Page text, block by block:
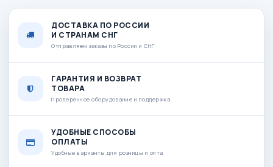
ДОСТАВКА ПО РОССИИ
И СТРАНАМ СНГ
Отправляем заказы по России и СНГ
ГАРАНТИЯ И ВОЗВРАТ
ТОВАРА
Проверенное оборудование и поддержка
УДОБНЫЕ СПОСОБЫ
ОПЛАТЫ
Удобные варианты для розницы и опта